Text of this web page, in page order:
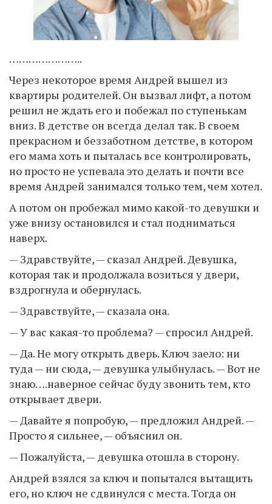
…………………..
Через некоторое время Андрей вышел из
квартиры родителей. Он вызвал лифт, а потом
решил не ждать его и побежал по ступенькам
вниз. В детстве он всегда делал так. В своем
прекрасном и беззаботном детстве, в котором
его мама хоть и пыталась все контролировать,
но просто не успевала это делать и почти все
время Андрей занимался только тем, чем хотел.
А потом он пробежал мимо какой-то девушки и
уже внизу остановился и стал подниматься
наверх.
— Здравствуйте, — сказал Андрей. Девушка,
которая так и продолжала возиться у двери,
вздрогнула и обернулась.
— Здравствуйте, — сказала она.
— У вас какая-то проблема? — спросил Андрей.
— Да. Не могу открыть дверь. Ключ заело: ни
туда — ни сюда, — девушка улыбнулась. — Вот не
знаю….наверное сейчас буду звонить тем, кто
открывает двери.
— Давайте я попробую, — предложил Андрей. —
Просто я сильнее, — объяснил он.
— Пожалуйста, — девушка отошла в сторону.
Андрей взялся за ключ и попытался вытащить
его, но ключ не сдвинулся с места. Тогда он